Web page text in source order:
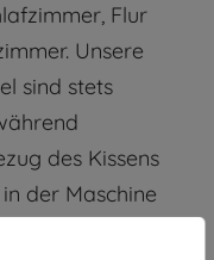
Flur
Unsere
sind stets
des Kissens
der Maschine